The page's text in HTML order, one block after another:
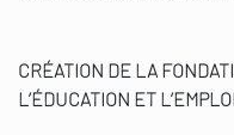
CRÉATION DE LA
L’ÉDUCATION ET L’EMPLOI